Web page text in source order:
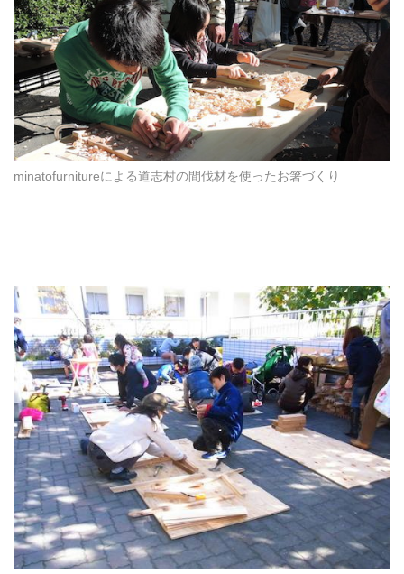
minatofurnitureによる道志村の間伐材を使ったお箸づくり